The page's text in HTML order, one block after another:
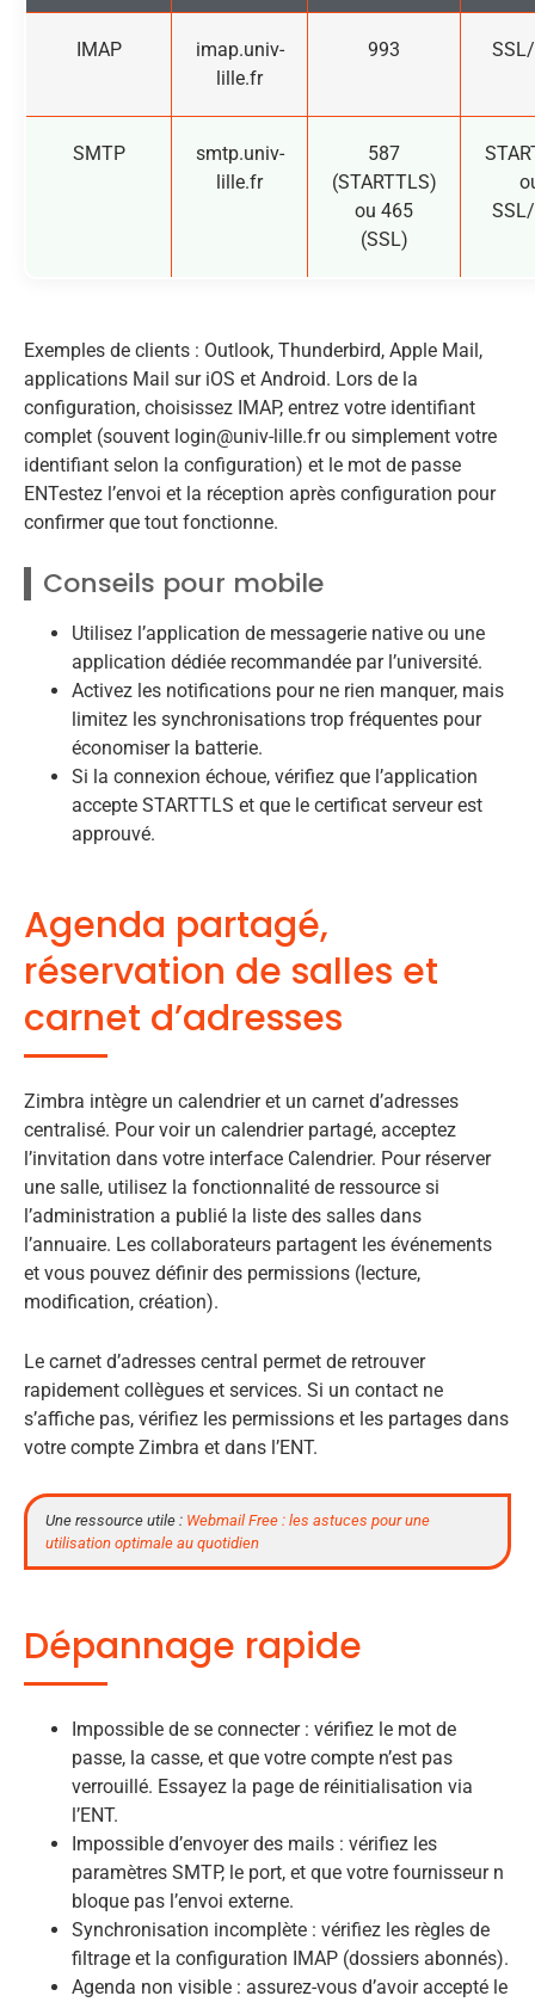
IMAP
imap.univ-
lille.fr
993
SMTP
smtp.univ-
lille.fr
587
(STARTTLS)
ou 465
(SSL)
Exemples de clients : Outlook, Thunderbird, Apple Mail,
applications Mail sur iOS et Android. Lors de la
configuration, choisissez IMAP, entrez votre identifiant
complet (souvent login@univ-lille.frou simplement votre
identifiant selon la configuration) et le mot de passe
ENTestez l’envoi et la réception après configuration pour
confirmer que tout fonctionne.
Conseils pour mobile
Utilisez l’application de messagerie native ou une
application dédiée recommandée par l’université.
Activez les notifications pour ne rien manquer, mais
limitez les synchronisations trop fréquentes pour
économiser la batterie.
Si la connexion échoue, vérifiez que l’application
accepte STARTTLS et que le certificat serveur est
approuvé.
Agenda partagé,
réservation de salles et
carnet d’adresses
Zimbra intègre un calendrier et un carnet d’adresses
centralisé. Pour voir un calendrier partagé, acceptez
l’invitation dans votre interface Calendrier. Pour réserver
une salle, utilisez la fonctionnalité de ressource si
l’administration a publié la liste des salles dans
l’annuaire. Les collaborateurs partagent les événements
et vous pouvez définir des permissions (lecture,
modification, création).
Le carnet d’adresses central permet de retrouver
rapidement collègues et services. Si un contact ne
s’affiche pas, vérifiez les permissions et les partages dans
votre compte Zimbra et dans l’ENT.
Une ressource utile : Webmail Free : les astuces pour une
utilisation optimale au quotidien
Dépannage rapide
Impossible de se connecter : vérifiez le mot de
passe, la casse, et que votre compte n’est pas
verrouillé. Essayez la page de réinitialisation via
l’ENT.
Impossible d’envoyer des mails : vérifiez les
paramètres SMTP, le port, et que votre fournisseur n
bloque pas l’envoi externe.
Synchronisation incomplète : vérifiez les règles de
filtrage et la configuration IMAP (dossiers abonnés).
Agenda non visible : assurez-vous d’avoir accepté le